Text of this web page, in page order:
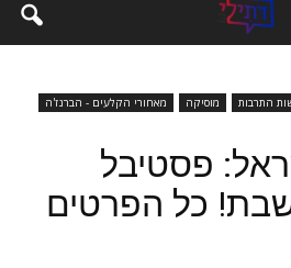
התרבות מוסיקה
מאחורי הקלעים - הברנז'ה
פסטיבל
שבת! כל הפרטים